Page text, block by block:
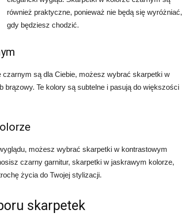
również praktyczne, ponieważ nie będą się wyróżniać,
gdy będziesz chodzić.
są dla Ciebie, możesz wybrać skarpetki w
Te kolory są subtelne i pasują do większości
możesz wybrać skarpetki w kontrastowym
czarny garnitur, skarpetki w jaskrawym kolorze,
życia do Twojej stylizacji.
skarpetek